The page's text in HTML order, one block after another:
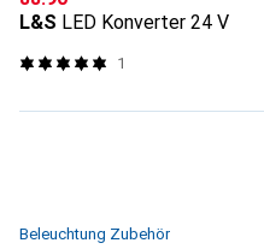
L&S LED Konverter 24 V
1
Beleuchtung Zubehör